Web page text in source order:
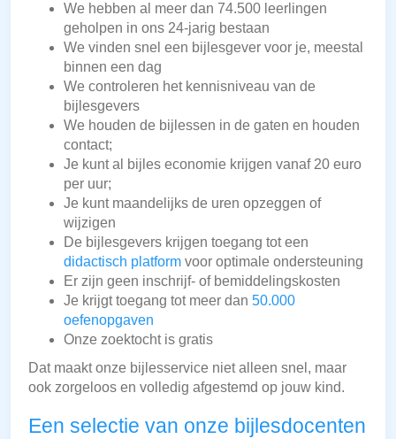
We hebben al meer dan 74.500 leerlingen
geholpen in ons 24-jarig bestaan
We vinden snel een bijlesgever voor je, meestal
binnen een dag
We controleren het kennisniveau van de
bijlesgevers
We houden de bijlessen in de gaten en houden
contact;
Je kunt al bijles economie krijgen vanaf 20 euro
per uur;
Je kunt maandelijks de uren opzeggen of
wijzigen
De bijlesgevers krijgen toegang tot een
didactisch platform voor optimale ondersteuning
Er zijn geen inschrijf- of bemiddelingskosten
Je krijgt toegang tot meer dan 50.000
oefenopgaven
Onze zoektocht is gratis
Dat maakt onze bijlesservice niet alleen snel, maar
ook zorgeloos en volledig afgestemd op jouw kind.
Een selectie van onze bijlesdocenten